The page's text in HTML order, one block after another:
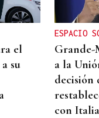
el
su
ESPACIO
Grande-
a la
decisión
con Italia